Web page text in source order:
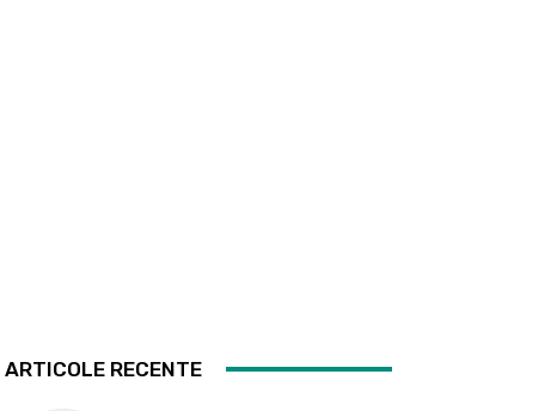
ARTICOLE RECENTE